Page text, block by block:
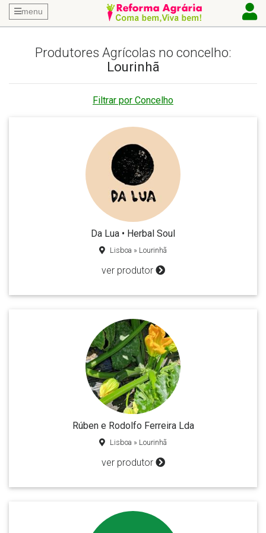
menu
Produtores Agrícolas no concelho:
Lourinhã
Filtrar por Concelho
Da Lua • Herbal Soul
Lisboa » Lourinhã
ver produtor
Rúben e Rodolfo Ferreira Lda
Lisboa » Lourinhã
ver produtor